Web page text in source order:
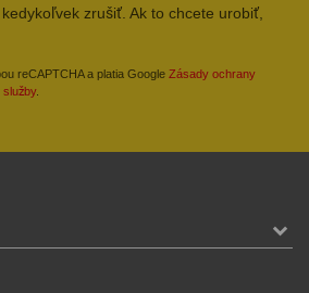
zrušiť. Ak to chcete urobiť,
reCAPTCHA a platia Google Zásady ochrany
služby.